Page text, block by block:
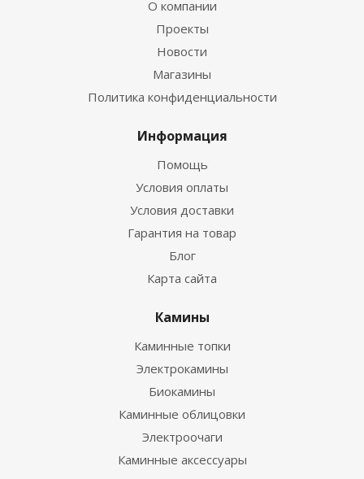
О компании
Проекты
Новости
Магазины
Политика конфиденциальности
Информация
Помощь
Условия оплаты
Условия доставки
Гарантия на товар
Блог
Карта сайта
Камины
Каминные топки
Электрокамины
Биокамины
Каминные облицовки
Электроочаги
Каминные аксессуары